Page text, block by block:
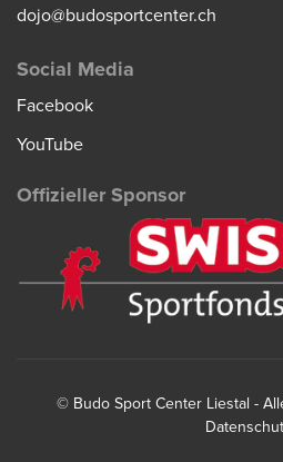
dojo@budosportcenter.ch
Social Media
Facebook
YouTube
Offizieller Sponsor
© Budo Sport Center Liestal -